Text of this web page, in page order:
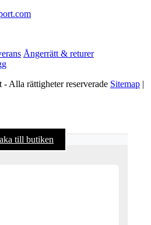
Ångerrätt & returer
Alla rättigheter reserverade Sitemap |
till butiken